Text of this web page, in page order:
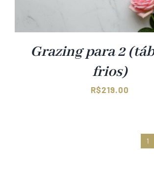
Grazing para 2
frios)
R$219.00
1